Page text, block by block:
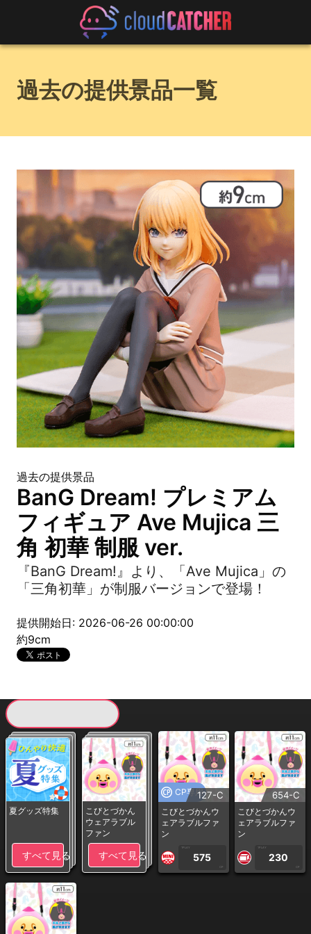
過去の提供景品一覧
過去の提供景品
BanG Dream! プレミアム
フィギュア Ave Mujica 三
角 初華 制服 ver.
『BanG Dream!』より、「Ave Mujica」の
「三角初華」が制服バージョンで登場！
提供開始日: 2026-06-26 00:00:00
約9cm
夏グッズ特集
すべて見る
こびとづかん
ウェアラブル
ファン
すべて見る
CP専用127-C
こびとづかんウ
ェアラブルファ
ン
1PLAY
575
CP
654-C
こびとづかんウ
ェアラブルファ
ン
1PLAY
230
CP